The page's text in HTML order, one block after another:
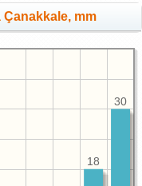
mm
30
18